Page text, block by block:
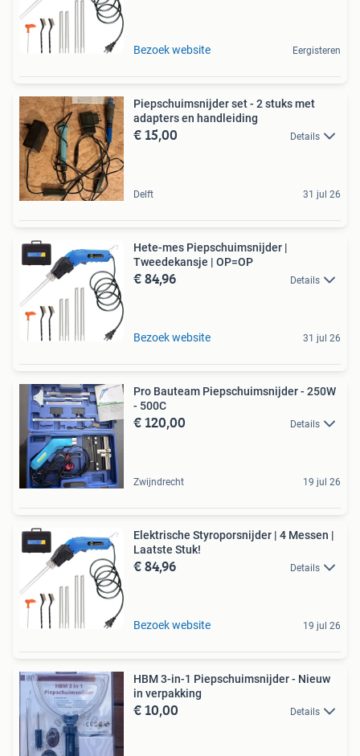
Bezoek website Eergisteren
Piepschuimsnijder set - 2 stuks met
adapters en handleiding
€ 15,00 Details
Delft 31 jul 26
Hete-mes Piepschuimsnijder |
Tweedekansje | OP=OP
€ 84,96 Details
Bezoek website 31 jul 26
Pro Bauteam Piepschuimsnijder - 250W
- 500C
€ 120,00 Details
Zwijndrecht 19 jul 26
Elektrische Styroporsnijder | 4 Messen |
Laatste Stuk!
€ 84,96 Details
Bezoek website 19 jul 26
HBM 3-in-1 Piepschuimsnijder - Nieuw
in verpakking
€ 10,00 Details